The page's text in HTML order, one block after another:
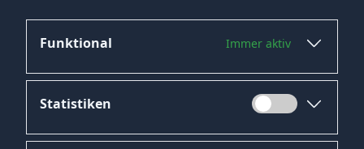
Funktional Immer aktiv
Statistiken
Jetzt bewerben